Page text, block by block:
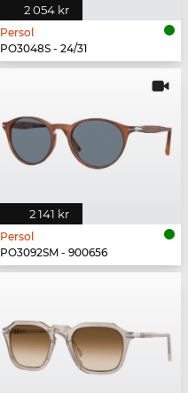
2 054 kr
Persol
PO3048S - 24/31
2 141 kr
Persol
PO3092SM - 900656